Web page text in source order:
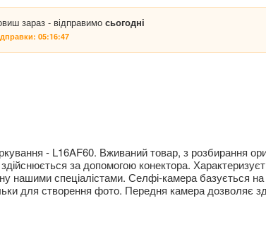
зараз - відправимосьогодні
05:16:47
- L16AF60. Вживаний товар, з розбирання
за допомогою конектора.
нашими спеціалістами. Селфі-камера базується
для створення фото. Передня камера дозволяє